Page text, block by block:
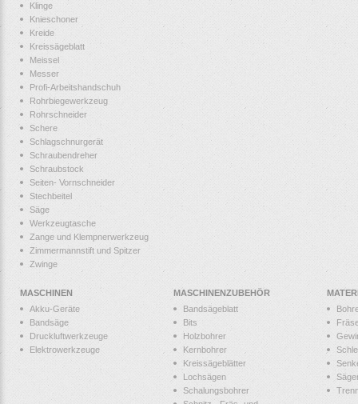
Klinge
Knieschoner
Kreide
Kreissägeblatt
Meissel
Messer
Profi-Arbeitshandschuh
Rohrbiegewerkzeug
Rohrschneider
Schere
Schlagschnurgerät
Schraubendreher
Schraubstock
Seiten- Vornschneider
Stechbeitel
Säge
Werkzeugtasche
Zange und Klempnerwerkzeug
Zimmermannstift und Spitzer
Zwinge
MASCHINEN
Akku-Geräte
Bandsäge
Druckluftwerkzeuge
Elektrowerkzeuge
MASCHINENZUBEHÖR
Bandsägeblatt
Bits
Holzbohrer
Kernbohrer
Kreissägeblätter
Lochsägen
Schalungsbohrer